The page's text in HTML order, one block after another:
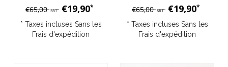
€65,00SRT €19,90*
* Taxes incluses Sans les
Frais d'expédition
€65,00SRT €19,90*
* Taxes incluses Sans les
Frais d'expédition